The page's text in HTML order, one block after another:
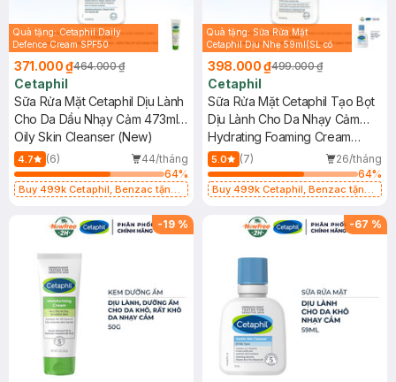
Quà tặng: Cetaphil Daily
Defence Cream SPF50
371.000 ₫464.000 ₫
Cetaphil
Sữa Rửa Mặt Cetaphil Dịu Lành
Cho Da Dầu Nhạy Cảm 473ml
(Mới)
Oily Skin Cleanser (New)
4.7 (6)
44/tháng
64%
Buy 499k Cetaphil, Benzac tặng
Quà tặng: Sữa Rửa Mặt
Cetaphil Dịu Nhẹ 59ml(SL có
398.000 ₫499.000 ₫
Cetaphil
Sữa Rửa Mặt Cetaphil Tạo Bọt
Dịu Lành Cho Da Nhạy Cảm
473ml
Hydrating Foaming Cream
Cleanser
5.0 (7)
26/tháng
64%
Buy 499k Cetaphil, Benzac tặng
-19 % -67 %